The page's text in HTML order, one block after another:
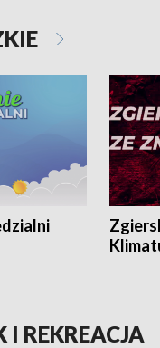
REKREACJA